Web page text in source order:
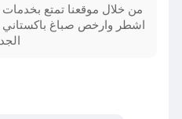
من خلال موقعنا تمتع بخدمات
اشطر وارخص صباغ